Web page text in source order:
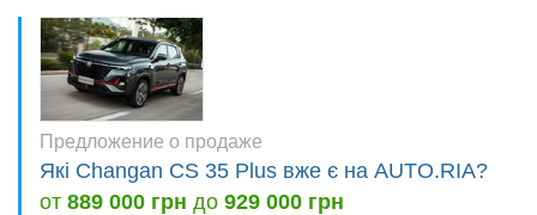
Предложение о продаже
Які Changan CS 35 Plus вже є на AUTO.RIA?
от 889 000 грн до 929 000 грн